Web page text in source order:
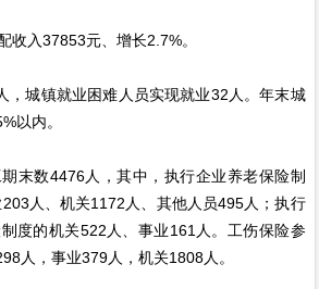
收入37853元、增长2.7%。
，城镇就业困难人员实现就业32人。年末城
以内。
末数4476人，其中，执行企业养老保险制
人、机关1172人、其他人员495人；执行
度的机关522人、事业161人。工伤保险参
人，事业379人，机关1808人。